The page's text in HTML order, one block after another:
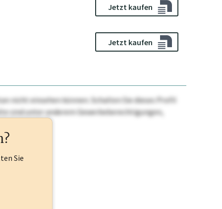
Jetzt kaufen
Jetzt kaufen
nicht einsehen können. Schalten Sie dieses Profil
sind unter anderem Gewerbeberechtigungen,
Sie